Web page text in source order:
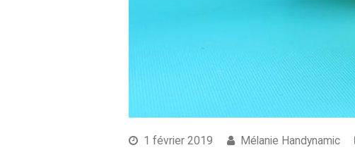
1 février 2019 Mélanie Handynamic